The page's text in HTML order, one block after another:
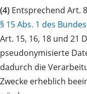
(4) Entsprechend Art.
§ 15 Abs. 1 des
Art. 15, 16, 18 und 21
pseudonymisierte
dadurch die
Zwecke erheblich